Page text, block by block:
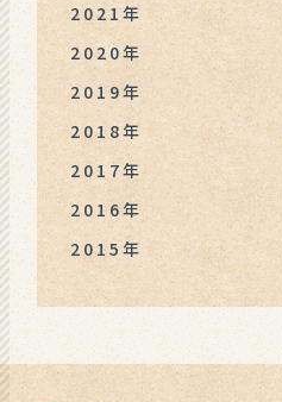
2021年
2020年
2019年
2018年
2017年
2016年
2015年